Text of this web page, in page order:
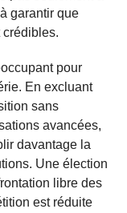
garantir que
pour
En excluant
sans
avancées,
davantage la
Une élection
libre des
est réduite